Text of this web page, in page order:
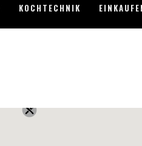
KOCHTECHNIK